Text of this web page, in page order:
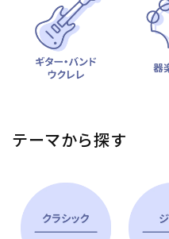
テーマから探す